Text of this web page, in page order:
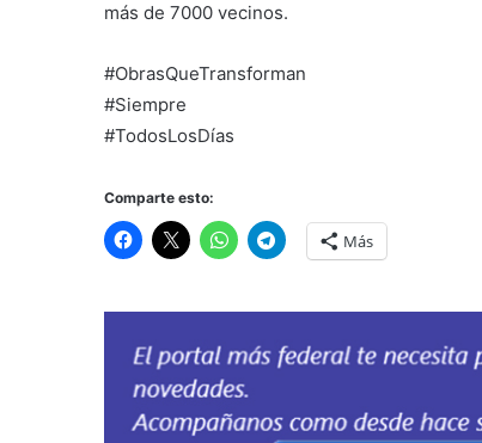
más de 7000 vecinos.
#ObrasQueTransforman
#Siempre
#TodosLosDías
Comparte esto:
Más